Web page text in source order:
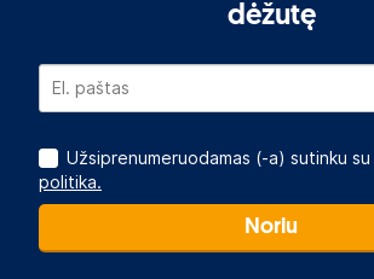
dėžutę
Užsiprenumeruodamas (-a) sutinku su
politika.
Noriu